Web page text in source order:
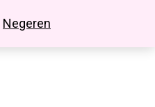
Negeren